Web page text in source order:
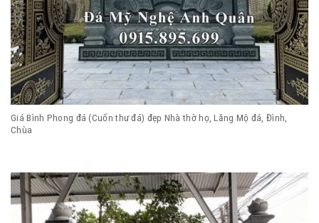
Giá Bình Phong đá (Cuốn thư đá) đẹp Nhà thờ họ, Lăng Mộ đá, Đình,
Chùa